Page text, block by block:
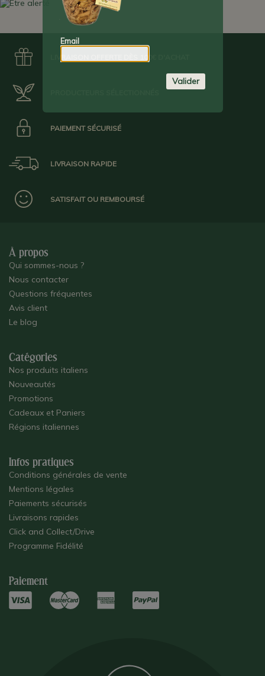
PAIEMENT SÉCURISÉ
LIVRAISON RAPIDE
SATISFAIT OU REMBOURSÉ
À propos
Qui sommes-nous ?
Nous contacter
Questions fréquentes
Avis client
Le blog
Catégories
Nos produits italiens
Nouveautés
Promotions
Cadeaux et Paniers
Régions italiennes
Infos pratiques
Conditions générales de vente
Mentions légales
Paiements sécurisés
Livraisons rapides
Click and Collect/Drive
Programme Fidélité
Paiement
Email
Valider